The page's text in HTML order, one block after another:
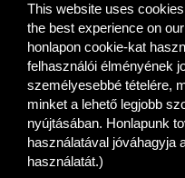
This website uses
the best experience on
honlapon cookie-kat
felhasználói élményének
személyesebbé tételére,
minket a lehető legjobb
nyújtásában. Honlapunk
használatával jóváhagyja
használatát.)